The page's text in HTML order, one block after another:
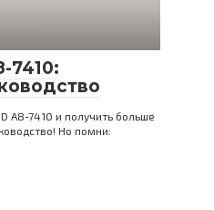
7410:
A8-7410 и получить больше
Но помни: